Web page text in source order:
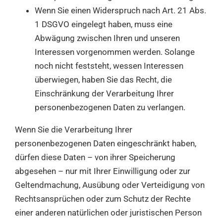
Wenn Sie einen Widerspruch nach Art. 21 Abs.
1 DSGVO eingelegt haben, muss eine
Abwägung zwischen Ihren und unseren
Interessen vorgenommen werden. Solange
noch nicht feststeht, wessen Interessen
überwiegen, haben Sie das Recht, die
Einschränkung der Verarbeitung Ihrer
personenbezogenen Daten zu verlangen.
Wenn Sie die Verarbeitung Ihrer
personenbezogenen Daten eingeschränkt haben,
dürfen diese Daten – von ihrer Speicherung
abgesehen – nur mit Ihrer Einwilligung oder zur
Geltendmachung, Ausübung oder Verteidigung von
Rechtsansprüchen oder zum Schutz der Rechte
einer anderen natürlichen oder juristischen Person